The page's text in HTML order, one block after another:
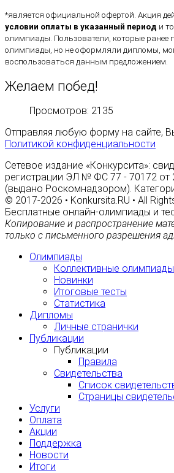
*является официальной офертой. Акция
условии оплаты в указанный период и
олимпиады. Пользователи, которые ранее
олимпиады, но не оформляли дипломы,
воспользоваться данным предложением.
Желаем побед!
Просмотров: 2135
Отправляя любую форму на сайте,
Политикой конфиденциальности
Сетевое издание «Конкурсита»:
регистрации ЭЛ № ФС 77 - 70172 от
(выдано Роскомнадзором).
© 2017-2026 • Konkursita.RU • All
Бесплатные онлайн-олимпиады и
Копирование и распространение
только с письменного разрешения
Олимпиады
Коллективные олимпиады
Новинки
Итоговые тесты
Статистика
Дипломы
Личные странички
Публикации
Публикации
Правила
Свидетельства
Список
Страницы
Услуги
Оплата
Акции
Поддержка
Новости
Итоги